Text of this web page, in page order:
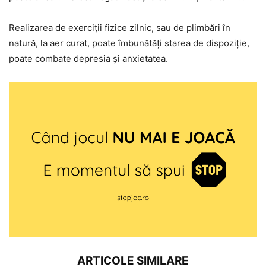
Realizarea de exerciții fizice zilnic, sau de plimbări în
natură, la aer curat, poate îmbunătăți starea de dispoziție,
poate combate depresia și anxietatea.
ARTICOLE SIMILARE